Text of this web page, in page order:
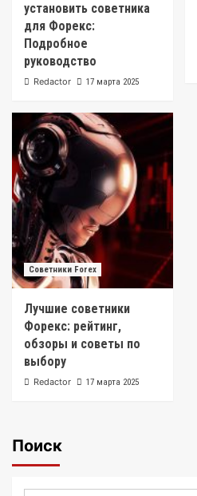
установить советника
для Форекс:
Подробное
руководство
Redactor 17 марта 2025
Советники Forex
Лучшие советники
Форекс: рейтинг,
обзоры и советы по
выбору
Redactor 17 марта 2025
Поиск